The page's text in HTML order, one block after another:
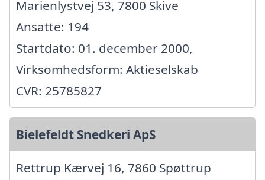
Marienlystvej 53, 7800 Skive
Ansatte: 194
Startdato: 01. december 2000,
Virksomhedsform: Aktieselskab
CVR: 25785827
Bielefeldt Snedkeri ApS
Rettrup Kærvej 16, 7860 Spøttrup